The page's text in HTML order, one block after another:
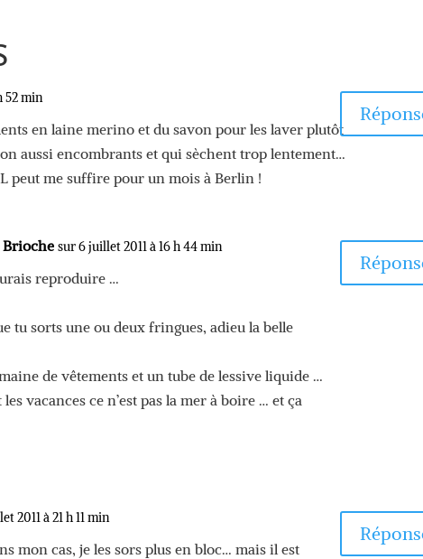
52 min
en laine merino et du savon pour les laver plutôt
aussi encombrants et qui sèchent trop lentement…
peut me suffire pour un mois à Berlin !
Brioche sur 6 juillet 2011 à 16 h 44 min
reproduire …
tu sorts une ou deux fringues, adieu la belle
de vêtements et un tube de lessive liquide …
vacances ce n’est pas la mer à boire … et ça
2011 à 21 h 11 min
mon cas, je les sors plus en bloc… mais il est